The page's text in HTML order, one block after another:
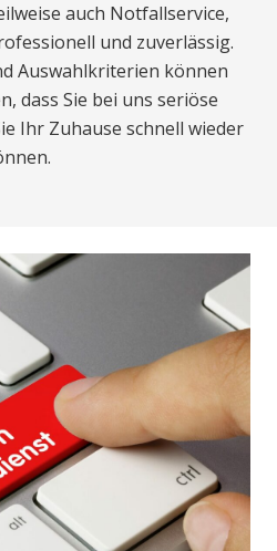
auch Notfallservice,
und zuverlässig.
Auswahlkriterien können
dass Sie bei uns seriöse
Ihr Zuhause schnell wieder